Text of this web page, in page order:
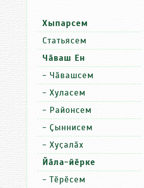
Хыпарсем
Статьясем
Чӑваш Ен
- Чӑвашсем
- Хуласем
- Районсем
- Ҫыннисем
- Хуҫалӑх
Йӑла-йӗрке
- Тӗрӗсем